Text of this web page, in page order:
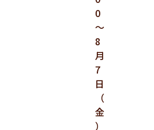
0
～
8
月
7
日
（
金
）